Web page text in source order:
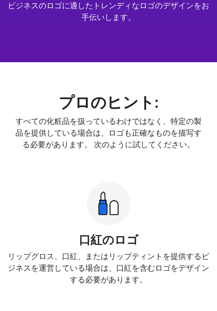
ビジネスのロゴに適したトレンディなロゴのデザインをお
手伝いします。
プロのヒント:
すべての化粧品を扱っているわけではなく、特定の製
品を提供している場合は、ロゴも正確なものを描写す
る必要があります。 次のように試してください。
口紅のロゴ
リップグロス、口紅、またはリップティントを提供するビ
ジネスを運営している場合は、口紅を含むロゴをデザイン
する必要があります。